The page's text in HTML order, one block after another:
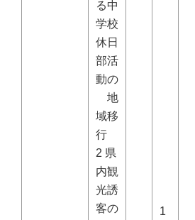
る中
学校
休日
部活
動の
地
域移
行
2 県
内観
光誘
客の
1